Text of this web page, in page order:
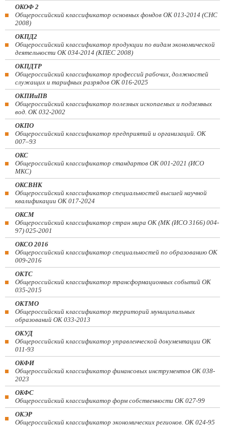
ОКОФ 2
Общероссийский классификатор основных фондов ОК 013-2014 (СНС
2008)
ОКПД2
Общероссийский классификатор продукции по видам экономической
деятельности ОК 034-2014 (КПЕС 2008)
ОКПДТР
Общероссийский классификатор профессий рабочих, должностей
служащих и тарифных разрядов ОК 016-2025
ОКПИиПВ
Общероссийский классификатор полезных ископаемых и подземных
вод. ОК 032-2002
ОКПО
Общероссийский классификатор предприятий и организаций. ОК
007–93
ОКС
Общероссийский классификатор стандартов ОК 001-2021 (ИСО
МКС)
ОКСВНК
Общероссийский классификатор специальностей высшей научной
квалификации ОК 017-2024
ОКСМ
Общероссийский классификатор стран мира ОК (МК (ИСО 3166) 004-
97) 025-2001
ОКСО 2016
Общероссийский классификатор специальностей по образованию ОК
009-2016
ОКТС
Общероссийский классификатор трансформационных событий ОК
035-2015
ОКТМО
Общероссийский классификатор территорий муниципальных
образований ОК 033-2013
ОКУД
Общероссийский классификатор управленческой документации ОК
011-93
ОКФИ
Общероссийский классификатор финансовых инструментов OK 038-
2023
ОКФС
Общероссийский классификатор форм собственности ОК 027-99
ОКЭР
Общероссийский классификатор экономических регионов. ОК 024-95